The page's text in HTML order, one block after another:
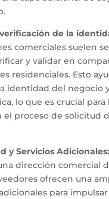
de la
comerciales suelen
y validar en
residenciales. Esto
identidad del negocio
lo que es crucial para
proceso de solicitud
y Servicios Adicionales:
dirección comercial
ofrecen una
para